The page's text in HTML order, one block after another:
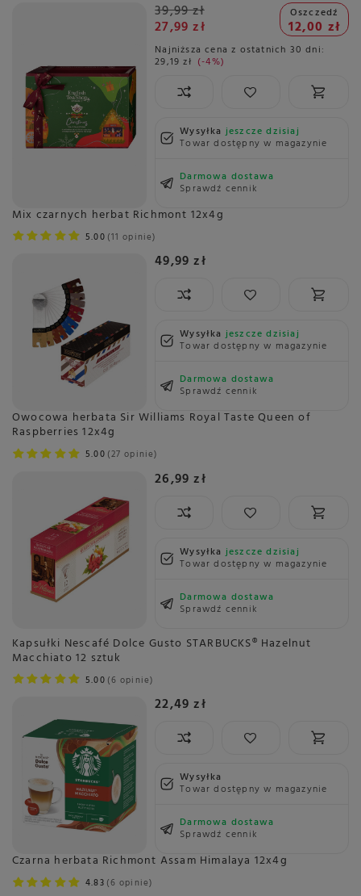
39,99 zł
27,99 zł
Oszczedź
12,00 zł
Najniższa cena z ostatnich 30 dni:
29,19 zł -4%
Wysyłkajeszcze dzisiaj
Towar dostępny w magazynie
Darmowa dostawa
Sprawdź cennik
Mix czarnych herbat Richmont 12x4g
5.00 11 opinie
49,99 zł
Wysyłkajeszcze dzisiaj
Towar dostępny w magazynie
Darmowa dostawa
Sprawdź cennik
Owocowa herbata Sir Williams Royal Taste Queen of
Raspberries 12x4g
5.00 27 opinie
26,99 zł
Wysyłkajeszcze dzisiaj
Towar dostępny w magazynie
Darmowa dostawa
Sprawdź cennik
Kapsułki Nescafé Dolce Gusto STARBUCKS® Hazelnut
Macchiato 12 sztuk
5.00 6 opinie
22,49 zł
Wysyłka
Towar dostępny w magazynie
Darmowa dostawa
Sprawdź cennik
Czarna herbata Richmont Assam Himalaya 12x4g
4.83 6 opinie